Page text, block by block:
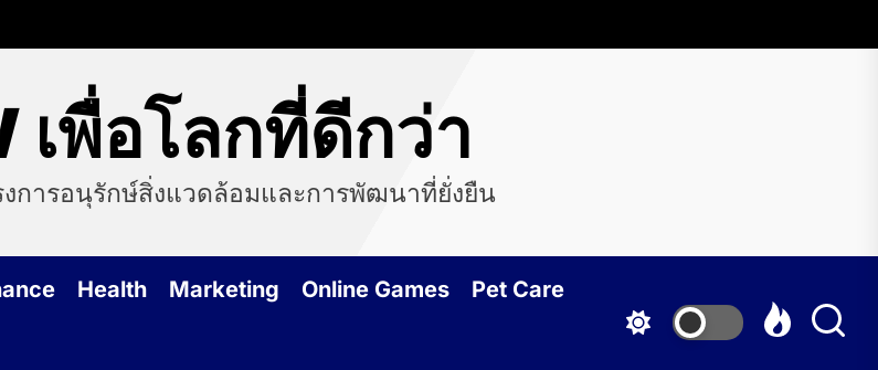
เพื่อโลกที่ดีกว่า
การอนุรักษ์สิ่งแวดล้อมและการพัฒนาที่ยั่งยืน
Health Marketing Online Games Pet Care